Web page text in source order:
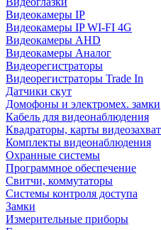
Видеокамеры IP
Видеокамеры IP WI-FI 4G
Видеокамеры AHD
Видеокамеры Аналог
Видеорегистраторы
Видеорегистраторы Trade In
Датчики скут
Домофоны и электромех. замки
Кабель для видеонаблюдения
Квадраторы, карты
Комплекты видеонаблюдения
Охранные системы
Программное обеспечение
Свитчи, коммутаторы
Системы контроля доступа
Замки
Измерительные приборы